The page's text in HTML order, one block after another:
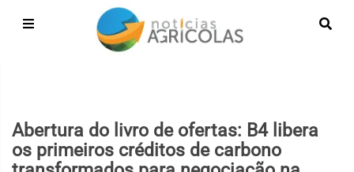
Abertura do livro de ofertas: B4 libera
os primeiros créditos de carbono